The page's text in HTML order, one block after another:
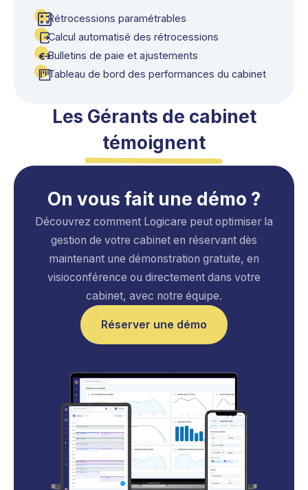
Rétrocessions paramétrables
Calcul automatisé des rétrocessions
Bulletins de paie et ajustements
Tableau de bord des performances du cabinet
Les Gérants de cabinet
témoignent
❝
Chiffre d’affaires triplé en
un chiropracteur, une
Depuis que nous l’utilisons,
travaillons ensemble sur le
temps chaque jour.
Loick Haillant, Gérant de
On vous fait une démo ?
Découvrez comment Logicare peut optimiser la
gestion de votre cabinet en réservant dès
maintenant une démonstration gratuite, en
visioconférence ou directement dans votre
cabinet, avec notre équipe.
Réserver une démo